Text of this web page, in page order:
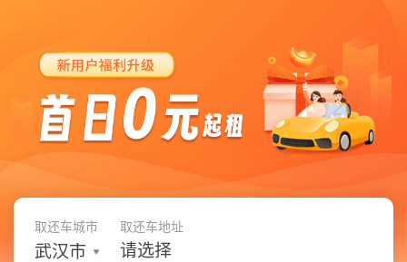
取还车城市
武汉市
取还车地址
请选择